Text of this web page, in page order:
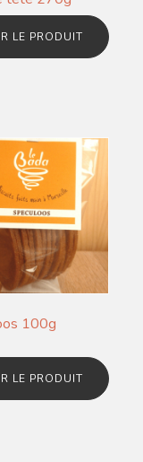
LE PRODUIT
100g
LE PRODUIT